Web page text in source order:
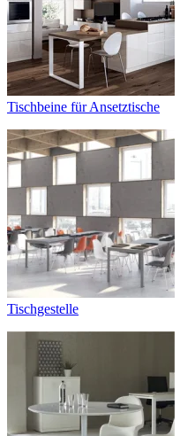
Tischbeine für Ansetztische
Tischgestelle